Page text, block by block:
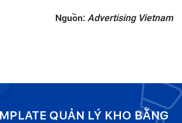
Nguồn: Advertising Vietnam
QUẢN LÝ KHO BẰNG